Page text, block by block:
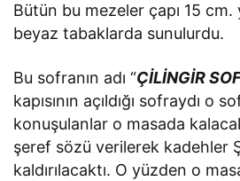
Bütün bu mezeler çapı 15
beyaz tabaklarda sunulurdu.
Bu sofranın adı “ÇİLİNGİR
kapısının açıldığı sofraydı o
konuşulanlar o masada
şeref sözü verilerek kadehler
kaldırılacaktı. O yüzden o